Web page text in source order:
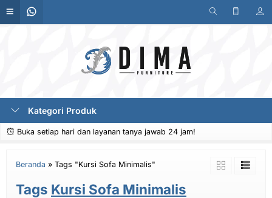
Kategori Produk
Buka setiap hari dan layanan tanya jawab 24 jam!
Beranda » Tags "Kursi Sofa Minimalis"
Tags Kursi Sofa Minimalis